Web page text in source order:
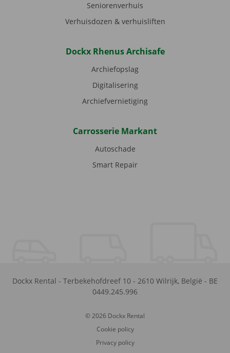
Seniorenverhuis
Verhuisdozen & verhuisliften
Dockx Rhenus Archisafe
Archiefopslag
Digitalisering
Archiefvernietiging
Carrosserie Markant
Autoschade
Smart Repair
Dockx Rental - Terbekehofdreef 10 - 2610 Wilrijk, België - BE
0449.245.996
© 2026 Dockx Rental
Cookie policy
Privacy policy